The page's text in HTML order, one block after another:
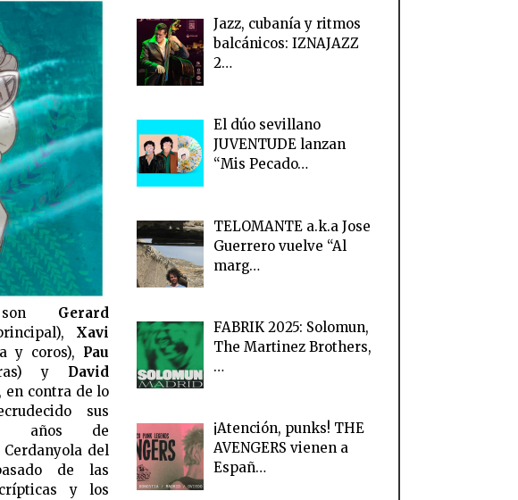
Gerard
Xavi
y coros), Pau
y David
en contra de lo
sus
años de
del
de las
y los
Jazz, cubanía y ritmos
balcánicos: IZNAJAZZ
2…
El dúo sevillano
JUVENTUDE lanzan
“Mis Pecado…
TELOMANTE a.k.a Jose
Guerrero vuelve “Al
marg…
FABRIK 2025: Solomun,
The Martinez Brothers,
…
¡Atención, punks! THE
AVENGERS vienen a
Españ…